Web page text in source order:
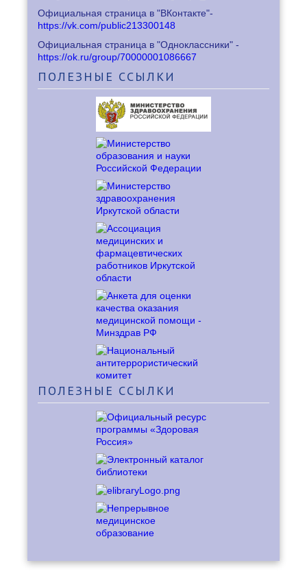
Официальная страница в "ВКонтакте"-
https://vk.com/public213300148
Официальная страница в "Одноклассники" -
https://ok.ru/group/70000001086667
ПОЛЕЗНЫЕ ССЫЛКИ
ПОЛЕЗНЫЕ ССЫЛКИ